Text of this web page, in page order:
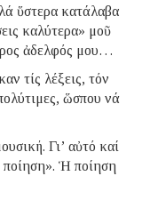
ὕστερα κατάλαβα
καλύτερα» μοῦ
ἀδελφός μου…
τίς λέξεις, τόν
ὥσπου νά
Γι’ αὐτό καί
Ἡ ποίηση